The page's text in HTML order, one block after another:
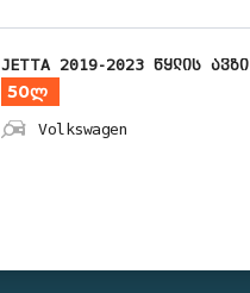
JETTA 2019-2023 წყლის ავზი
50ლ
Volkswagen